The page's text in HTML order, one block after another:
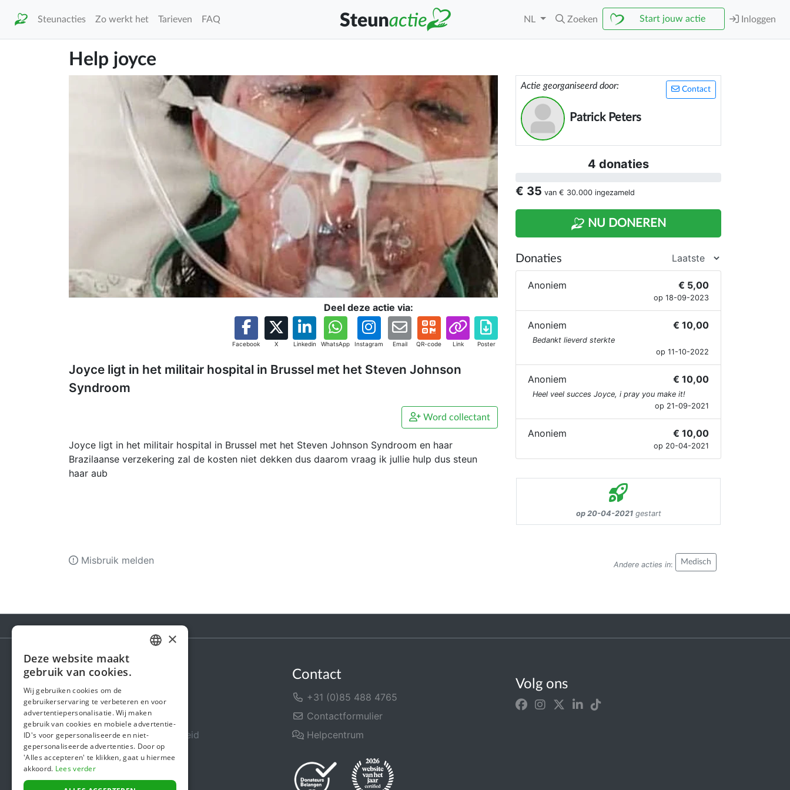
Steunacties Zo werkt het Tarieven FAQ NL Zoeken Start jouw actie Inloggen
Help joyce
Deel deze actie via:
Facebook X Linkedin WhatsApp Instagram Email QR-code Link Poster
Joyce ligt in het militair hospital in Brussel met het Steven Johnson
Syndroom
Word collectant
Joyce ligt in het militair hospital in Brussel met het Steven Johnson Syndroom en haar
Brazilaanse verzekering zal de kosten niet dekken dus daarom vraag ik jullie hulp dus steun
haar aub
Contact
Actie georganiseerd door:
Patrick Peters
4 donaties
€ 35 van € 30.000 ingezameld
NU DONEREN
Donaties
Anoniem € 5,00
op 18-09-2023
Anoniem € 10,00
Bedankt lieverd sterkte
op 11-10-2022
Anoniem € 10,00
Heel veel succes Joyce, i pray you make it!
op 21-09-2021
Anoniem € 10,00
op 20-04-2021
op 20-04-2021gestart
Andere acties in: Medisch
Misbruik melden
Steunactie
Over ons
In de media
Veiligheid & Betrouwbaarheid
Algemene voorwaarden
Privacybeleid
Contact
+31 (0)85 488 4765
Contactformulier
Helpcentrum
Volg ons
ENGLISH
×
Deze website maakt
gebruik van cookies.
Wij gebruiken cookies om de
gebruikerservaring te verbeteren en voor
advertentiepersonalisatie. Wij maken
gebruik van cookies en mobiele advertentie-
ID's voor gepersonaliseerde en niet-
gepersonaliseerde advertenties. Door op
'Alles accepteren' te klikken, gaat u hiermee
akkoord. Lees verder